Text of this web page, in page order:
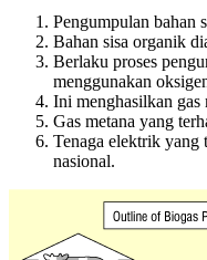
Pengumpulan bahan
Bahan sisa organik
Berlaku proses
menggunakan
Ini menghasilkan gas
Gas metana yang
Tenaga elektrik yang
nasional.